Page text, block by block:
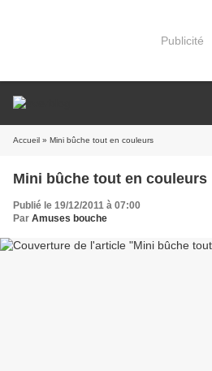
Publicité
Accueil » Mini bûche tout en couleurs
Mini bûche tout en couleurs
Publié le 19/12/2011 à 07:00
Par Amuses bouche